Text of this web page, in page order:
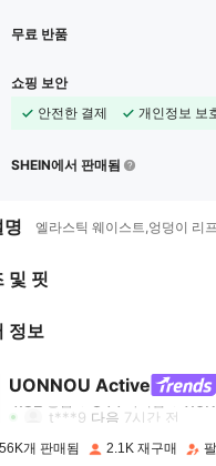
무료 반품
쇼핑 보안
안전한 결제
개인정보 보
SHEIN에서 판매됨
엘라스틱 웨이스트,엉덩이 리
및 핏
정보
UONNOU Active
4.82 등급 344 아이템 7.6K
t***9 다음 7시간 전
4.82 344 7.6K
개 판매됨 2.1K 재구매